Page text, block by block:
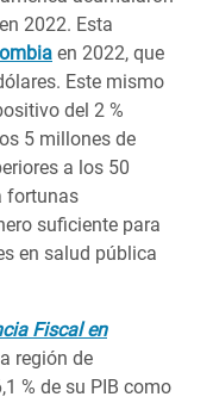
en 2022. Esta
en 2022, que
Este mismo
del 2 %
5 millones de
a los 50
fortunas
suficiente para
en salud pública
Fiscal en
región de
% de su PIB como